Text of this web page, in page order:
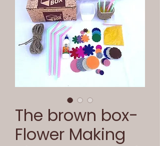
The brown box-
Flower Making